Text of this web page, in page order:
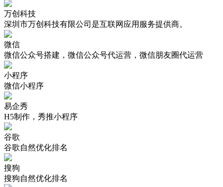
万创科技
深圳市万创科技有限公司是互联网应用服务提供商。
微信
微信公众号搭建，微信公众号代运营，微信朋友圈代运营
小程序
微信小程序
易企秀
H5制作，秀推小程序
谷歌
谷歌自然优化排名
搜狗
搜狗自然优化排名